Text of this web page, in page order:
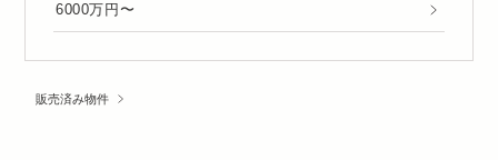
6000万円〜
販売済み物件